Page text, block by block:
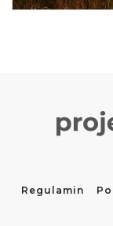
Regulamin